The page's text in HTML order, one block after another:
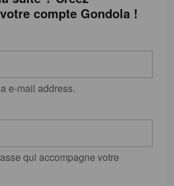
compte Gondola !
e-mail address.
qui accompagne votre